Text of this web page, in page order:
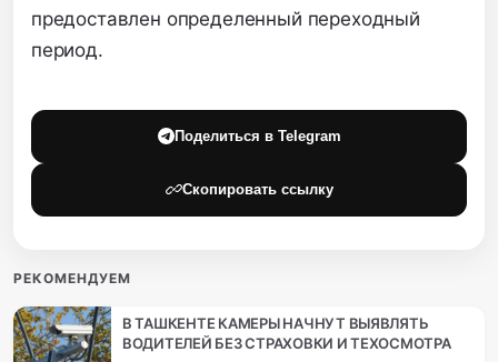
предоставлен определенный переходный
период.
Поделиться в Telegram
Скопировать ссылку
РЕКОМЕНДУЕМ
В ТАШКЕНТЕ КАМЕРЫ НАЧНУТ ВЫЯВЛЯТЬ
ВОДИТЕЛЕЙ БЕЗ СТРАХОВКИ И ТЕХОСМОТРА